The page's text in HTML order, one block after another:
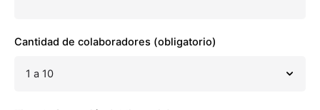
Cantidad de colaboradores (obligatorio)